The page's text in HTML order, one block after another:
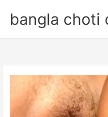
contentbangla choti